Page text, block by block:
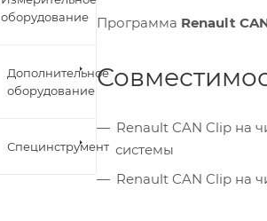
Программа Renault
Renault CAN Clip на
системы
Renault CAN Clip на
оборудование
Дополнительное
оборудование
Специнструмент